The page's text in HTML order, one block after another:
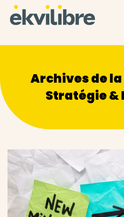
Archives de
Stratégie &